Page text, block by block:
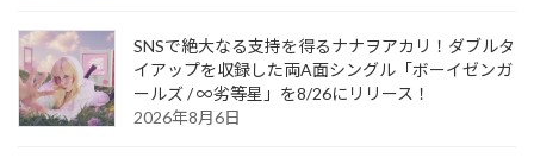
SNSで絶大なる支持を得るナナヲアカリ！ダブルタ
イアップを収録した両A面シングル「ボーイゼンガ
ールズ / ∞劣等星」を8/26にリリース！
2026年8月6日